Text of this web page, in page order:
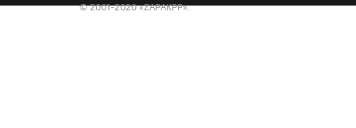
© 2001-2020 «ZAPAKPP».